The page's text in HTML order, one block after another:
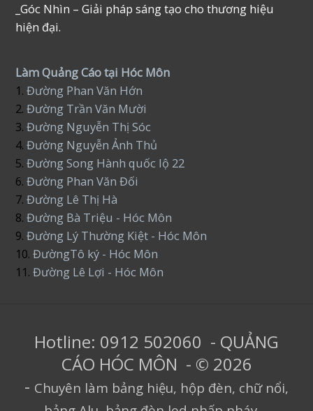
_Góc Nhìn – Giải pháp sáng tạo cho thương hiệu
hiện đại.
Làm Quảng Cáo tại Hóc Môn
1.Đường Phan Văn Hớn
2.Đường Trần Văn Mười
3.Đường Nguyễn Thị Sóc
4. Đường Nguyễn Ảnh Thủ
5.Đường Song Hành quốc lộ 22
6.Đường Phan Văn Đối
7. Đường Lê Thị Hà
8.Đường Bà Triệu - Hóc Môn
9.Đường Lý Thường Kiệt - Hóc Môn
10.ĐườngTô ký - Hóc Môn
11.Đường Lê Lợi - Hóc Môn
Hotline: 0912 502060 - QUẢNG
CÁO HÓC MÔN - © 2026
- Chuyên làm bảng hiệu, hộp đèn, chữ nổi,